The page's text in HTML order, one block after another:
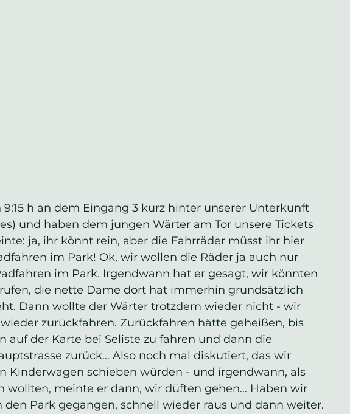
h an dem Eingang 3 kurz hinter unserer Unterkunft
und haben dem jungen Wärter am Tor unsere Tickets
ja, ihr könnt rein, aber die Fahrräder müsst ihr hier
im Park! Ok, wir wollen die Räder ja auch nur
im Park. Irgendwann hat er gesagt, wir könnten
die nette Dame dort hat immerhin grundsätzlich
Dann wollte der Wärter trotzdem wieder nicht - wir
zurückfahren. Zurückfahren hätte geheißen, bis
auf der Karte bei Seliste zu fahren und dann die
zurück... Also noch mal diskutiert, das wir
Kinderwagen schieben würden - und irgendwann, als
wollten, meinte er dann, wir düften gehen... Haben wir
den Park gegangen, schnell wieder raus und dann weiter.